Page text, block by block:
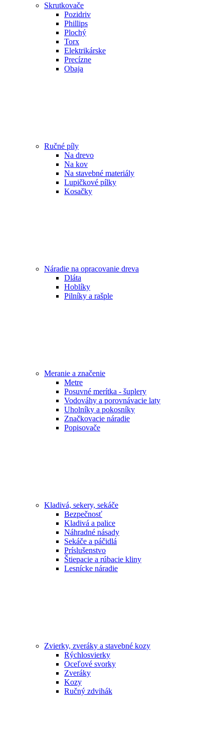
Skrutkovače
Pozidriv
Phillips
Plochý
Torx
Elektrikárske
Precízne
Obaja
Ručné píly
Na drevo
Na kov
Na stavebné materiály
Lupičkové pílky
Kosačky
Náradie na opracovanie dreva
Dláta
Hoblíky
Pilníky a rašple
Meranie a značenie
Metre
Posuvné merítka - šuplery
Vodováhy a porovnávacie laty
Uholníky a pokosníky
Značkovacie náradie
Popisovače
Kladivá, sekery, sekáče
Bezpečnosť
Kladivá a palice
Náhradné násady
Sekáče a páčidlá
Príslušenstvo
Štiepacie a rúbacie kliny
Lesnícke náradie
Zvierky, zveráky a stavebné kozy
Rýchlosvierky
Oceľové svorky
Zveráky
Kozy
Ručný zdvihák